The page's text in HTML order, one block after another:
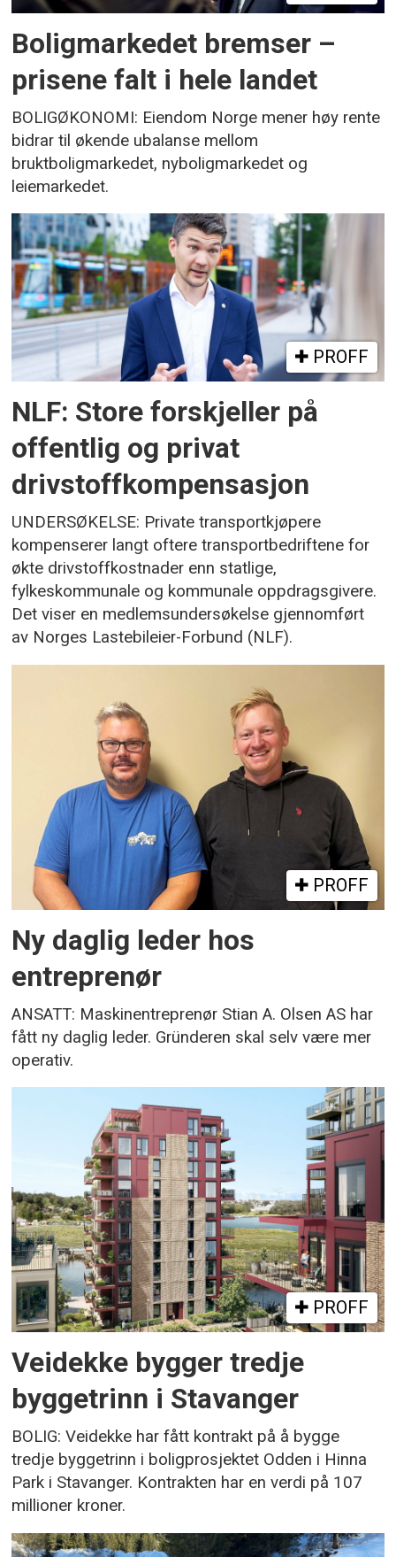
Boligmarkedet bremser –
prisene falt i hele landet
BOLIGØKONOMI: Eiendom Norge mener høy rente
bidrar til økende ubalanse mellom
bruktboligmarkedet, nyboligmarkedet og
leiemarkedet.
PROFF
NLF: Store forskjeller på
offentlig og privat
drivstoffkompensasjon
UNDERSØKELSE: Private transportkjøpere
kompenserer langt oftere transportbedriftene for
økte drivstoffkostnader enn statlige,
fylkeskommunale og kommunale oppdragsgivere.
Det viser en medlemsundersøkelse gjennomført
av Norges Lastebileier-Forbund (NLF).
PROFF
Ny daglig leder hos
entreprenør
ANSATT: Maskinentreprenør Stian A. Olsen AS har
fått ny daglig leder. Gründeren skal selv være mer
operativ.
PROFF
Veidekke bygger tredje
byggetrinn i Stavanger
BOLIG: Veidekke har fått kontrakt på å bygge
tredje byggetrinn i boligprosjektet Odden i Hinna
Park i Stavanger. Kontrakten har en verdi på 107
millioner kroner.